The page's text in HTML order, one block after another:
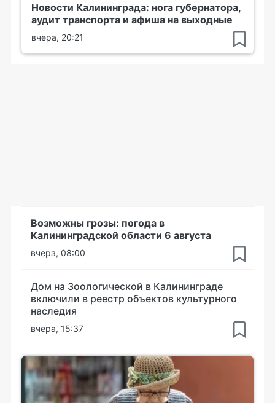
Новости Калининграда: нога губернатора,
аудит транспорта и афиша на выходные
вчера, 20:21
Возможны грозы: погода в
Калининградской области 6 августа
вчера, 08:00
Дом на Зоологической в Калининграде
включили в реестр объектов культурного
наследия
вчера, 15:37